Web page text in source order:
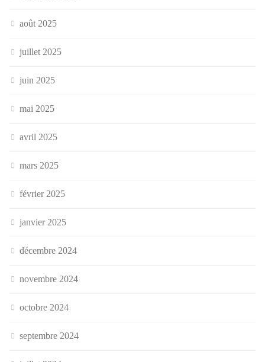
août 2025
juillet 2025
juin 2025
mai 2025
avril 2025
mars 2025
février 2025
janvier 2025
décembre 2024
novembre 2024
octobre 2024
septembre 2024